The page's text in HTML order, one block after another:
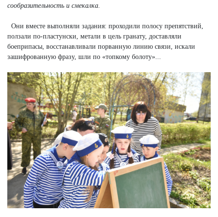
сообразительность и смекалка.
Они вместе выполняли задания: проходили полосу препятствий,
ползали по-пластунски, метали в цель гранату, доставляли
боеприпасы, восстанавливали порванную линию связи, искали
зашифрованную фразу, шли по «топкому болоту»...